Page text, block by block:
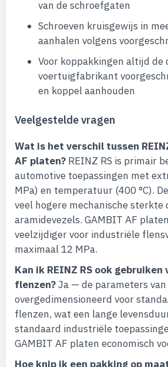
van de schroefgaten
Schroeven kruisgewijs in
aanhalen volgens
Voor koppakkingen altijd de
voertuigfabrikant
en koppel aanhouden
Veelgestelde vragen
Wat is het verschil tussen
AF platen? REINZ RS is primair
automotive toepassingen met
MPa) en temperatuur (400 °C).
veel hogere mechanische sterkte
aramidevezels. GAMBIT AF
veelzijdiger voor industriële
maximaal 12 MPa.
Kan ik REINZ RS ook
flenzen?Ja — de parameters van
overgedimensioneerd voor
flenzen, wat een lange
standaard industriële
GAMBIT AF platen economisch
Hoe knip ik een pakking op